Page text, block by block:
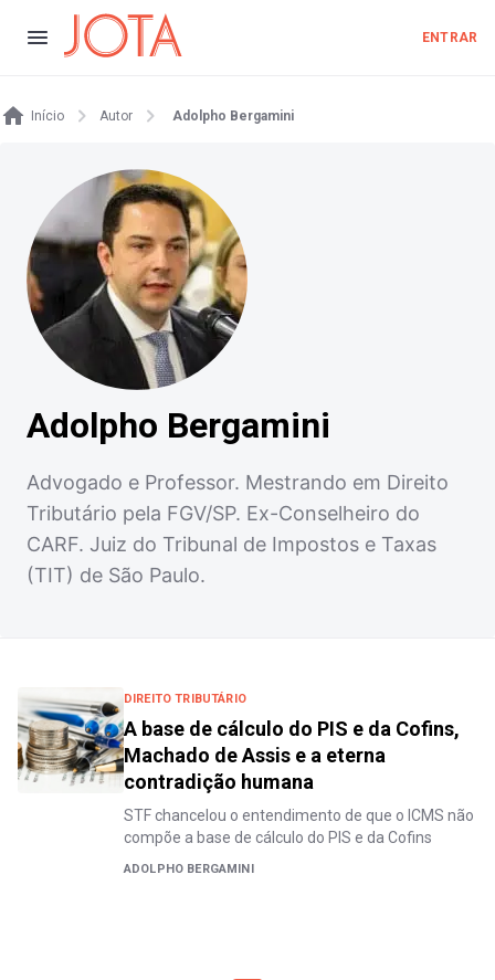
ENTRAR
Início Autor Adolpho Bergamini
Adolpho Bergamini
Advogado e Professor. Mestrando em Direito
Tributário pela FGV/SP. Ex-Conselheiro do
CARF. Juiz do Tribunal de Impostos e Taxas
(TIT) de São Paulo.
DIREITO TRIBUTÁRIO
A base de cálculo do PIS e da Cofins,
Machado de Assis e a eterna
contradição humana
STF chancelou o entendimento de que o ICMS não
compõe a base de cálculo do PIS e da Cofins
ADOLPHO BERGAMINI